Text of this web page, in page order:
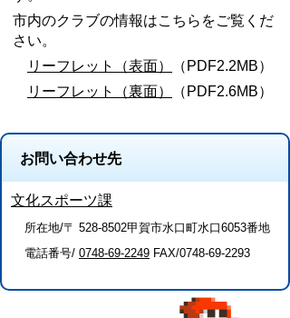
市内のクラブの情報はこちらをご覧くだ
さい。
リーフレット（表面）
（PDF2.2MB）
リーフレット（裏面）
（PDF2.6MB）
お問い合わせ先
文化スポーツ課
所在地/〒 528-8502甲賀市水口町水口6053番地
電話番号/ 0748-69-2249 FAX/0748-69-2293